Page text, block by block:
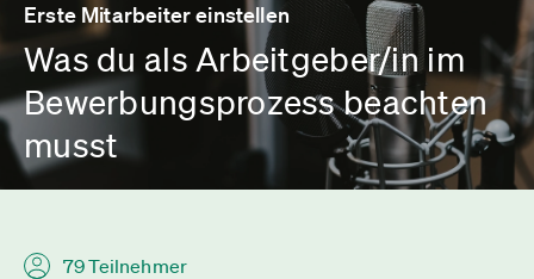
Erste Mitarbeiter einstellen
Was du als Arbeitgeber/in im
Bewerbungsprozess beachten
musst
79 Teilnehmer